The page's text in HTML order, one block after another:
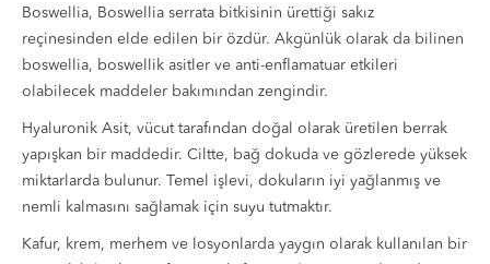
Boswellia, Boswellia serrata bitkisinin ürettiği sakız
reçinesinden elde edilen bir özdür. Akgünlük olarak da bilinen
boswellia, boswellik asitler ve anti-enflamatuar etkileri
olabilecek maddeler bakımından zengindir.
Hyaluronik Asit, vücut tarafından doğal olarak üretilen berrak
yapışkan bir maddedir. Ciltte, bağ dokuda ve gözlerede yüksek
miktarlarda bulunur. Temel işlevi, dokuların iyi yağlanmış ve
nemli kalmasını sağlamak için suyu tutmaktır.
Kafur, krem, merhem ve losyonlarda yaygın olarak kullanılan bir